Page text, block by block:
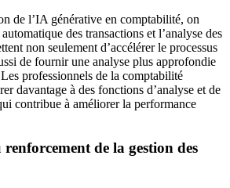
de l’IA générative en comptabilité, on
des transactions et l’analyse des
non seulement d’accélérer le processus
de fournir une analyse plus approfondie
professionnels de la comptabilité
davantage à des fonctions d’analyse et de
contribue à améliorer la performance
de la gestion des